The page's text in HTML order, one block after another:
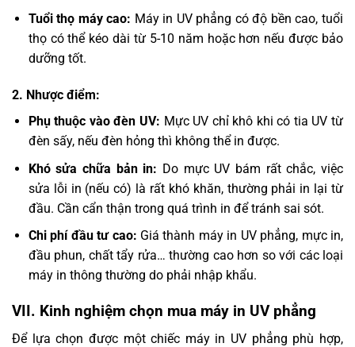
Tuổi thọ máy cao: Máy in UV phẳng có độ bền cao, tuổi
thọ có thể kéo dài từ 5-10 năm hoặc hơn nếu được bảo
dưỡng tốt.
2. Nhược điểm:
Phụ thuộc vào đèn UV: Mực UV chỉ khô khi có tia UV từ
đèn sấy, nếu đèn hỏng thì không thể in được.
Khó sửa chữa bản in: Do mực UV bám rất chắc, việc
sửa lỗi in (nếu có) là rất khó khăn, thường phải in lại từ
đầu. Cần cẩn thận trong quá trình in để tránh sai sót.
Chi phí đầu tư cao: Giá thành máy in UV phẳng, mực in,
đầu phun, chất tẩy rửa… thường cao hơn so với các loại
máy in thông thường do phải nhập khẩu.
VII. Kinh nghiệm chọn mua máy in UV phẳng
Để lựa chọn được một chiếc máy in UV phẳng phù hợp,